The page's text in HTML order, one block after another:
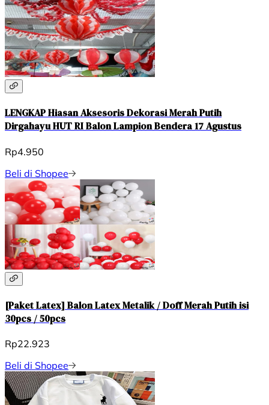
LENGKAP Hiasan Aksesoris Dekorasi Merah Putih
Dirgahayu HUT RI Balon Lampion Bendera 17 Agustus
Rp4.950
Beli di Shopee
[Paket Latex] Balon Latex Metalik / Doff Merah Putih isi
30pcs / 50pcs
Rp22.923
Beli di Shopee